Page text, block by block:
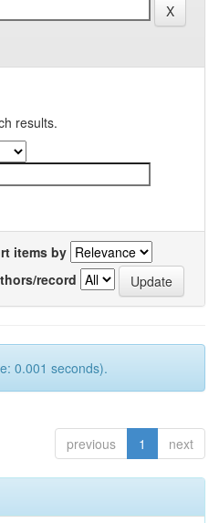
results.
items by
record
0.001 seconds).
previous 1 next